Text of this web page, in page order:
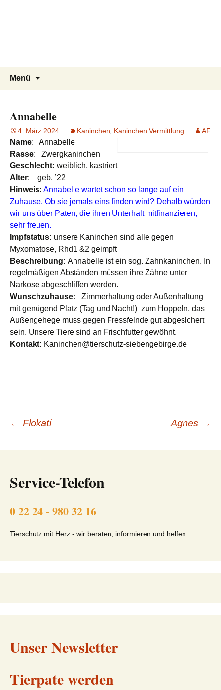
Tier Natur und Artenschutz
Siebengebirge e.V.
Tierschutzverein seit 1985 im
Siebengebirge – Orscheider
Menü
Annabelle
4. März 2024 Kaninchen Kaninchen Vermittlung AF
Name: Annabelle
Rasse: Zwergkaninchen
Geschlecht: weiblich, kastriert
Alter: geb. ’22
Hinweis: Annabelle wartet schon so lange auf ein
Zuhause. Ob sie jemals eins finden wird? Dehalb würden
wir uns über Paten, die ihren Unterhalt mitfinanzieren,
sehr freuen.
Impfstatus: unsere Kaninchen sind alle gegen
Myxomatose, Rhd1 &2 geimpft
Beschreibung: Annabelle ist ein sog. Zahnkaninchen. In
regelmäßigen Abständen müssen ihre Zähne unter
Narkose abgeschliffen werden.
Wunschzuhause:
Zimmerhaltung oder Außenhaltung
mit genügend Platz (Tag und Nacht!) zum Hoppeln, das
Außengehege muss gegen Fressfeinde gut abgesichert
sein. Unsere Tiere sind an Frischfutter gewöhnt.
Kontakt: Kaninchen@tierschutz-siebengebirge.de
Beitragsnavigation
← Flokati Agnes →
Service-Telefon
0 22 24 - 980 32 16
Tierschutz mit Herz - wir beraten, informieren und helfen
Unser Newsletter
Tierpate werden